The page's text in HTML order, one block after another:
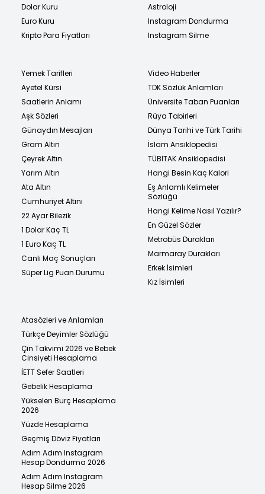
Dolar Kuru
Euro Kuru
Kripto Para Fiyatları
Astroloji
Instagram Dondurma
Instagram Silme
Yemek Tarifleri
Ayetel Kürsi
Saatlerin Anlamı
Aşk Sözleri
Günaydın Mesajları
Gram Altın
Çeyrek Altın
Yarım Altın
Ata Altın
Cumhuriyet Altını
22 Ayar Bilezik
1 Dolar Kaç TL
1 Euro Kaç TL
Canlı Maç Sonuçları
Süper Lig Puan Durumu
Video Haberler
TDK Sözlük Anlamları
Üniversite Taban Puanları
Rüya Tabirleri
Dünya Tarihi ve Türk Tarihi
İslam Ansiklopedisi
TÜBİTAK Ansiklopedisi
Hangi Besin Kaç Kalori
Eş Anlamlı Kelimeler
Sözlüğü
Hangi Kelime Nasıl Yazılır?
En Güzel Sözler
Metrobüs Durakları
Marmaray Durakları
Erkek İsimleri
Kız İsimleri
Atasözleri ve Anlamları
Türkçe Deyimler Sözlüğü
Çin Takvimi 2026 ve Bebek
Cinsiyeti Hesaplama
İETT Sefer Saatleri
Gebelik Hesaplama
Yükselen Burç Hesaplama
2026
Yüzde Hesaplama
Geçmiş Döviz Fiyatları
Adım Adım Instagram
Hesap Dondurma 2026
Adım Adım Instagram
Hesap Silme 2026